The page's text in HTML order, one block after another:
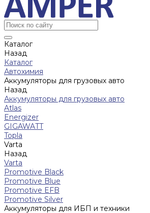
Каталог
Назад
Каталог
Автохимия
Аккумуляторы для грузовых авто
Назад
Аккумуляторы для грузовых авто
Atlas
Energizer
GIGAWATT
Topla
Varta
Назад
Varta
Promotive Black
Promotive Blue
Promotive EFB
Promotive Silver
Аккумуляторы для ИБП и техники